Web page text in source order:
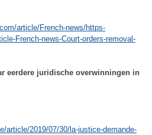
article/French-news/https-
French-news-Court-orders-removal-
eerdere juridische overwinningen in
article/2019/07/30/la-justice-demande-